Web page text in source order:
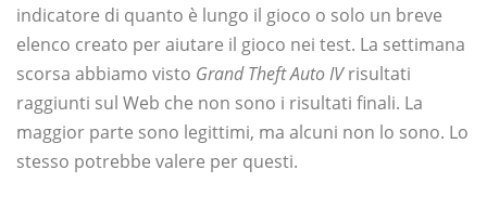
indicatore di quanto è lungo il gioco o solo un breve
elenco creato per aiutare il gioco nei test. La settimana
scorsa abbiamo visto Grand Theft Auto IVrisultati
raggiunti sul Web che non sono i risultati finali. La
maggior parte sono legittimi, ma alcuni non lo sono. Lo
stesso potrebbe valere per questi.